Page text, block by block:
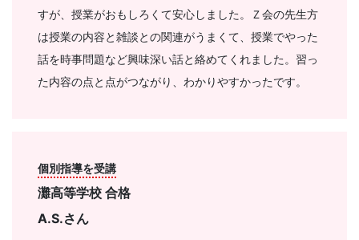
すが、授業がおもしろくて安心しました。Ｚ会の先生方
は授業の内容と雑談との関連がうまくて、授業でやった
話を時事問題など興味深い話と絡めてくれました。習っ
た内容の点と点がつながり、わかりやすかったです。
個別指導を受講
灘高等学校 合格
A.S.さん